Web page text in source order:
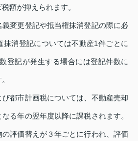
額が抑えられます。
変更登記や抵当権抹消登記の際に必
抹消登記については不動産1件ごとに
登記が発生する場合には登記件数に
都市計画税については、不動産売却
る年の翌年度以降に課税されます。
評価替えが３年ごとに行われ、評価